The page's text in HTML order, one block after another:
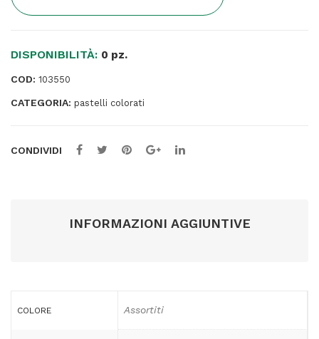
49
DISPONIBILITÀ: 0 pz.
COD: 103550
CATEGORIA: pastelli colorati
CONDIVIDI
INFORMAZIONI AGGIUNTIVE
COLORE Assortiti